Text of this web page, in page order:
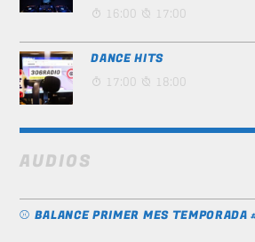
16:00 17:00
DANCE HITS
17:00 18:00
AUDIOS
⚾️ BALANCE PRIMER MES TEMPORADA